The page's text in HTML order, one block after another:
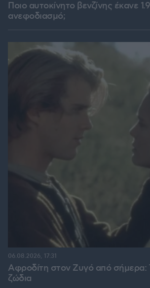
Ποιο αυτοκίνητο βενζίνης έκανε
ανεφοδιασμό;
Αφροδίτη στον Ζυγό από σήμερα:
ζώδια
06.08.2026, 17:31